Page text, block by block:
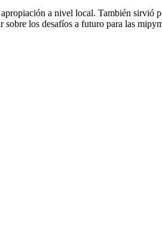
a nivel local. También sirvió
los desafíos a futuro para las